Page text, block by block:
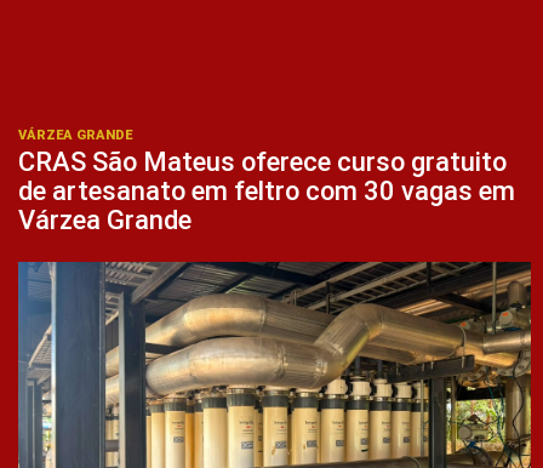
VÁRZEA GRANDE
CRAS São Mateus oferece curso gratuito
de artesanato em feltro com 30 vagas em
Várzea Grande